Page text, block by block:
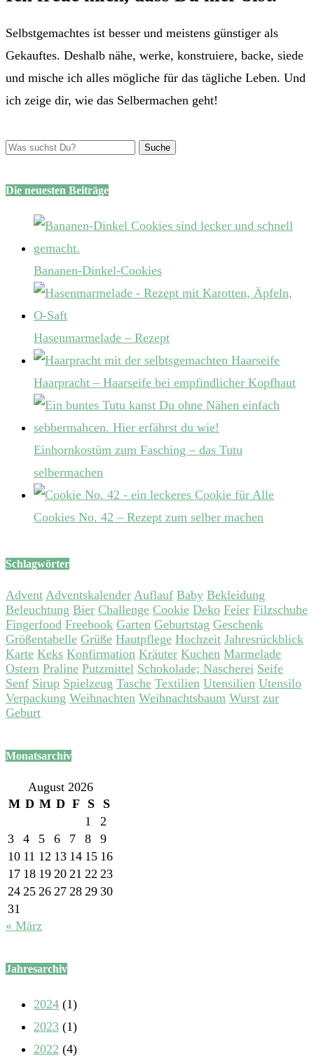
Selbstgemachtes ist besser und meistens günstiger als
Gekauftes. Deshalb nähe, werke, konstruiere, backe, siede
und mische ich alles mögliche für das tägliche Leben. Und
ich zeige dir, wie das Selbermachen geht!
Die neuesten Beiträge
Bananen-Dinkel-Cookies
Hasenmarmelade – Rezept
Haarpracht – Haarseife bei empfindlicher Kopfhaut
Einhornkostüm zum Fasching – das Tutu
selbermachen
Cookies No. 42 – Rezept zum selber machen
Schlagwörter
Advent Adventskalender Auflauf Baby Bekleidung
Beleuchtung Bier Challenge Cookie Deko Feier Filzschuhe
Fingerfood Freebook Garten Geburtstag Geschenk
Größentabelle Grüße Hautpflege Hochzeit Jahresrückblick
Karte Keks Konfirmation Kräuter Kuchen Marmelade
Ostern Praline Putzmittel Schokolade; Nascherei Seife
Senf Sirup Spielzeug Tasche Textilien Utensilien Utensilo
Verpackung Weihnachten Weihnachtsbaum Wurst zur
Geburt
Monatsarchiv
August 2026
M D M D F S
S
1
2
3
4 5 6 7 8
9
10 11 12 13 14 15 16
17 18 19 20 21 22 23
24 25 26 27 28 29 30
31
« März
Jahresarchiv
2024 (1)
2023 (1)
2022 (4)